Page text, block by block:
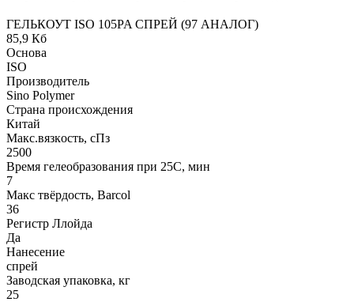
ГЕЛЬКОУТ ISO 105PA СПРЕЙ (97 АНАЛОГ)
85,9 Кб
Основа
ISO
Производитель
Sino Polymer
Страна происхождения
Китай
Макс.вязкoсть, сПз
2500
Время гелеобразования при 25С, мин
7
Макс твёрдость, Barcol
36
Регистр Ллойда
Да
Нанесение
спрей
Заводская упаковка, кг
25